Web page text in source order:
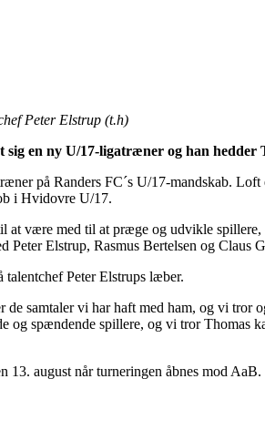
Peter Elstrup (t.h)
sig en ny U/17-ligatræner og han hedder
på Randers FC´s U/17-mandskab.
i Hvidovre U/17.
at være med til at præge og udvikle
Peter Elstrup, Rasmus Bertelsen og
Peter Elstrups læber.
de samtaler vi har haft med ham, og vi
og spændende spillere, og vi tror Thomas
13. august når turneringen åbnes mod AaB.